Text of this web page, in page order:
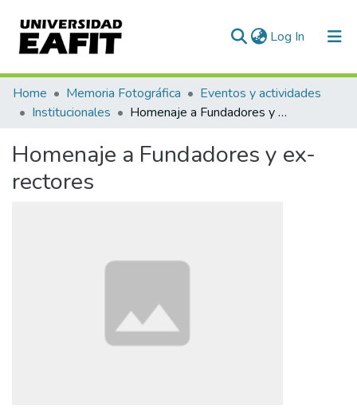
Log In (current)
Communities & Collections
All of DSpace
Statistics
Home Memoria Fotográfica
Eventos y actividades
Institucionales
Homenaje a Fundadores y ex-rectores
Homenaje a Fundadores y ex-
rectores